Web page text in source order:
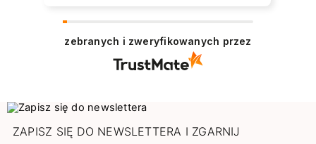
zebranych i zweryfikowanych przez
ZAPISZ SIĘ DO NEWSLETTERA I ZGARNIJ